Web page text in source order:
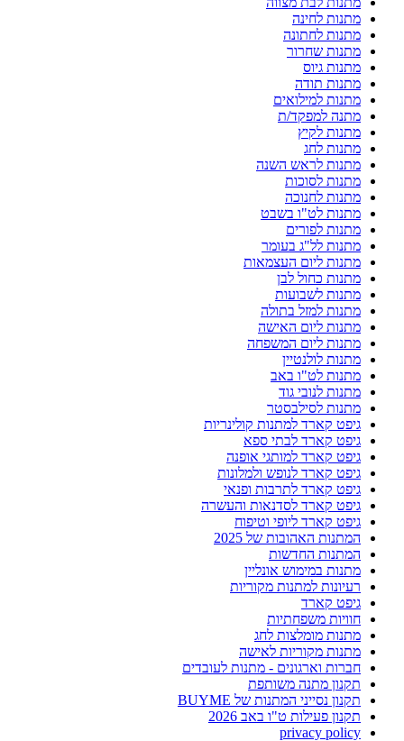
מתנות לחינה
מתנות לחתונה
מתנות שחרור
מתנות גיוס
מתנות תודה
מתנות למילואים
מתנה למפקד/ת
מתנות לקיץ
מתנות לחג
מתנות לראש השנה
מתנות לסוכות
מתנות לחנוכה
מתנות לט"ו בשבט
מתנות לפורים
מתנות לל"ג בעומר
מתנות ליום העצמאות
מתנות כחול לבן
מתנות לשבועות
מתנות למזל בתולה
מתנות ליום האישה
מתנות ליום המשפחה
מתנות לולנטיין
מתנות לט"ו באב
מתנות לנובי גוד
מתנות לסילבסטר
גיפט קארד למתנות קולינריות
גיפט קארד לבתי ספא
גיפט קארד למותגי אופנה
גיפט קארד לנופש ולמלונות
גיפט קארד לתרבות ופנאי
גיפט קארד לסדנאות והעשרה
גיפט קארד ליופי וטיפוח
המתנות האהובות של 2025
המתנות החדשות
מתנות במימוש אונליין
רעיונות למתנות מקוריות
גיפט קארד
חוויות משפחתיות
מתנות מומלצות לחג
מתנות מקוריות לאישה
חברות וארגונים - מתנות לעובדים
תקנון מתנה משותפת
תקנון נסייני המתנות של BUYME
תקנון פעילות ט"ו באב 2026
privacy policy